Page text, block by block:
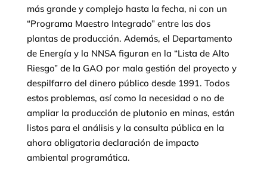
más grande y complejo hasta la fecha, ni con un
“Programa Maestro Integrado” entre las dos
plantas de producción. Además, el Departamento
de Energía y la NNSA figuran en la “Lista de Alto
Riesgo” de la GAO por mala gestión del proyecto y
despilfarro del dinero público desde 1991. Todos
estos problemas, así como la necesidad o no de
ampliar la producción de plutonio en minas, están
listos para el análisis y la consulta pública en la
ahora obligatoria declaración de impacto
ambiental programática.